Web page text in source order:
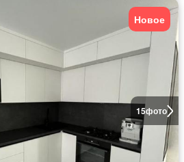
15фото
Новое